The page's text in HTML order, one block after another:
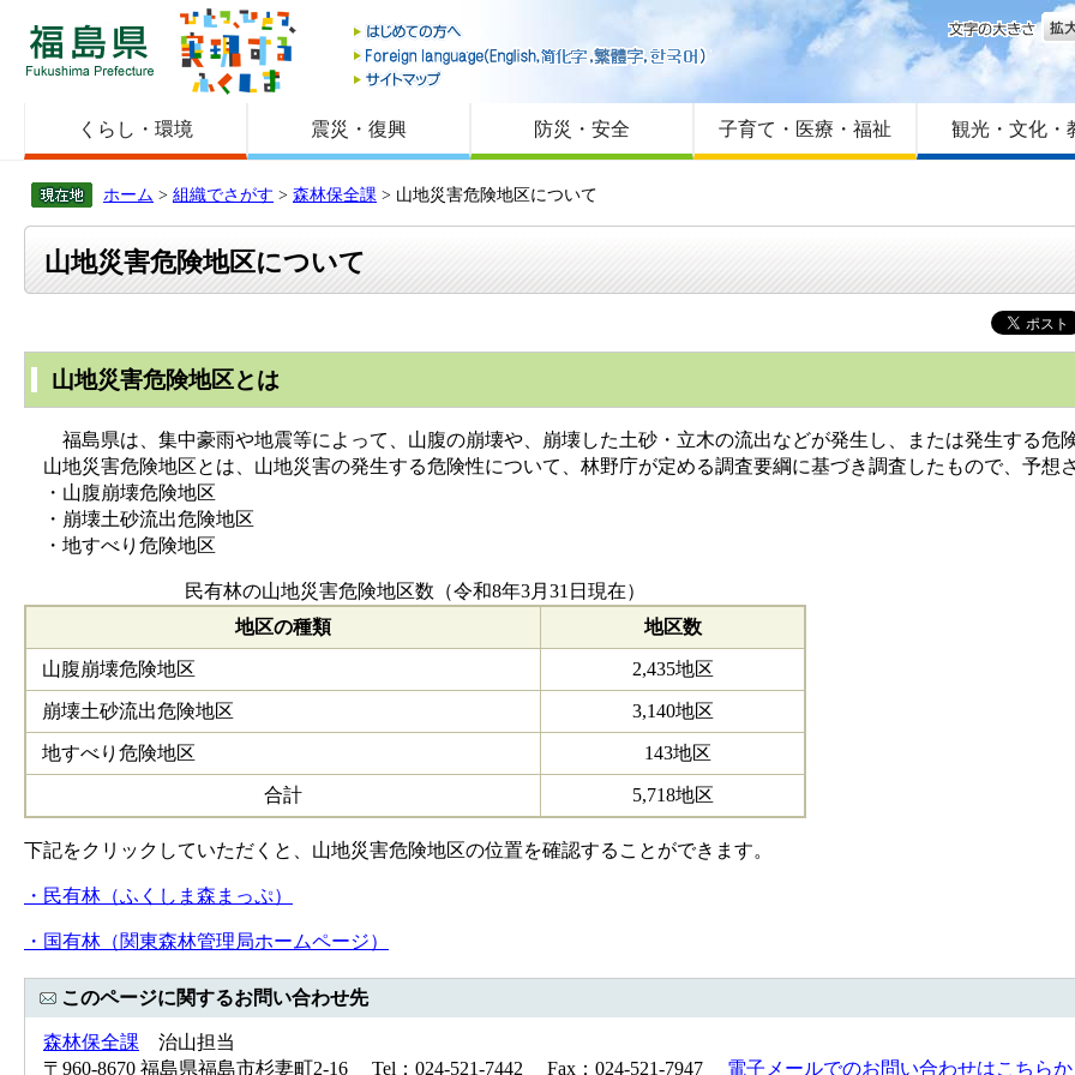
福島県
はじめての方へ
Foreign language
サイトマップ
文字
くらし・環境 震災・復興 防災・安全 子育て・医療・福祉 観光・文化・
ホーム > 組織でさがす > 森林保全課 > 山地災害危険地区について
山地災害危険地区について
山地災害危険地区とは
福島県は、集中豪雨や地震等によって、山腹の崩壊や、崩壊した土砂・立木の流出などが発生し、または発生する危
山地災害危険地区とは、山地災害の発生する危険性について、林野庁が定める調査要綱に基づき調査したもので、予想
・山腹崩壊危険地区
・崩壊土砂流出危険地区
・地すべり危険地区
民有林の山地災害危険地区数（令和8年3月31日現在）
地区の種類
地区数
山腹崩壊危険地区 2,435地区
崩壊土砂流出危険地区 3,140地区
地すべり危険地区 143地区
合計 5,718地区
下記をクリックしていただくと、山地災害危険地区の位置を確認することができます。
・民有林（ふくしま森まっぷ）
・国有林（関東森林管理局ホームページ）
このページに関するお問い合わせ先
森林保全課 治山担当
〒960-8670 福島県福島市杉妻町2-16 Tel：024-521-7442 Fax：024-521-7947 電子メールでのお問い合わせはこちら